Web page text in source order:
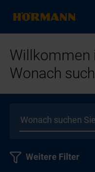
Willkommen
Wonach
Weitere Filter